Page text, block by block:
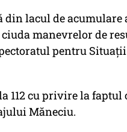
lacul de
manevrelor de
pentru Situaţii
cu privire la faptul
Măneciu.